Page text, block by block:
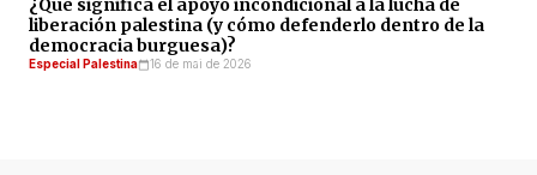
¿Qué significa el apoyo incondicional a la lucha de
liberación palestina (y cómo defenderlo dentro de la
democracia burguesa)?
Especial Palestina 16 de mai de 2026